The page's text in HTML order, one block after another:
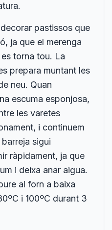
pastissos que
ja que el merenga
torna tou. La
prepara muntant les
neu. Quan
escuma esponjosa,
les varetes
i continuem
sigui
ràpidament, ja que
i deixa anar aigua.
al forn a baixa
i 100ºC durant 3